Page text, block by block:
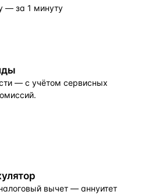
— за 1 минуту
— с учётом сервисных
вычет — аннуитет